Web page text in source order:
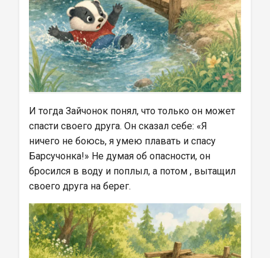
И тогда Зайчонок понял, что только он может
спасти своего друга. Он сказал себе: «Я
ничего не боюсь, я умею плавать и спасу
Барсучонка!» Не думая об опасности, он
бросился в воду и поплыл, а потом , вытащил
своего друга на берег.